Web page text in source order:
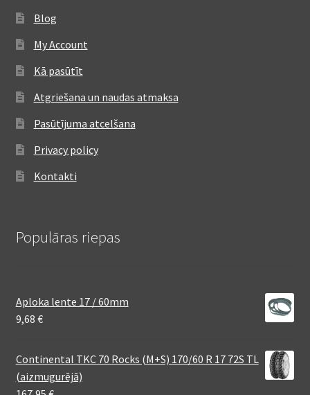
Blog
My Account
Kā pasūtīt
Atgriešana un naudas atmaksa
Pasūtījuma atcelšana
Privacy policy
Kontakti
Populāras riepas
Aploka lente 17 / 60mm
9,68 €
Continental TKC 70 Rocks (M+S) 170/60 R 17 72S TL
(aizmugurējā)